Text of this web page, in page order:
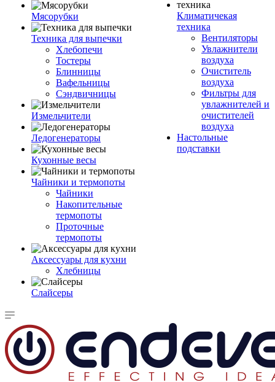
Мясорубки
Техника для выпечки
Хлебопечи
Тостеры
Блинницы
Вафельницы
Сэндвичницы
Измельчители
Ледогенераторы
Кухонные весы
Чайники и термопоты
Чайники
Накопительные
термопоты
Проточные
термопоты
Аксессуары для кухни
Хлебницы
Слайсеры
Климатичекая
техника
Вентиляторы
Увлажнители
воздуха
Очиститель
воздуха
Фильтры для
увлажнителей и
очистителей
воздуха
Настольные
подставки